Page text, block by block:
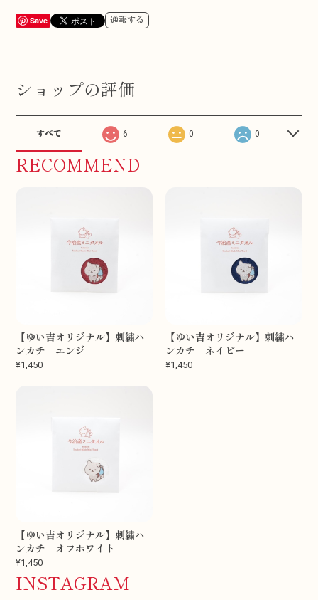
Save 通報する
ショップの評価
すべて 6 0 0
RECOMMEND
【ゆい吉オリジナル】刺繍ハ
ンカチ エンジ
¥1,450
【ゆい吉オリジナル】刺繍ハ
ンカチ ネイビー
¥1,450
【ゆい吉オリジナル】刺繍ハ
ンカチ オフホワイト
¥1,450
INSTAGRAM